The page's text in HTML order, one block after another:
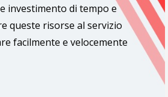
investimento di tempo e
queste risorse al servizio
facilmente e velocemente